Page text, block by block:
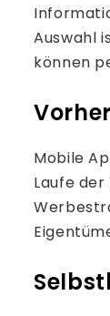
Auswahl
können
Mobile
Laufe